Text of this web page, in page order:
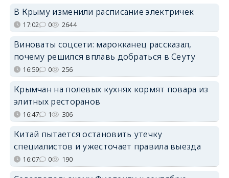
В Крыму изменили расписание электричек
17:02 0 2644
Виноваты соцсети: марокканец рассказал,
почему решился вплавь добраться в Сеуту
16:59 0 256
Крымчан на полевых кухнях кормят повара из
элитных ресторанов
16:47 1 306
Китай пытается остановить утечку
специалистов и ужесточает правила выезда
16:07 0 190